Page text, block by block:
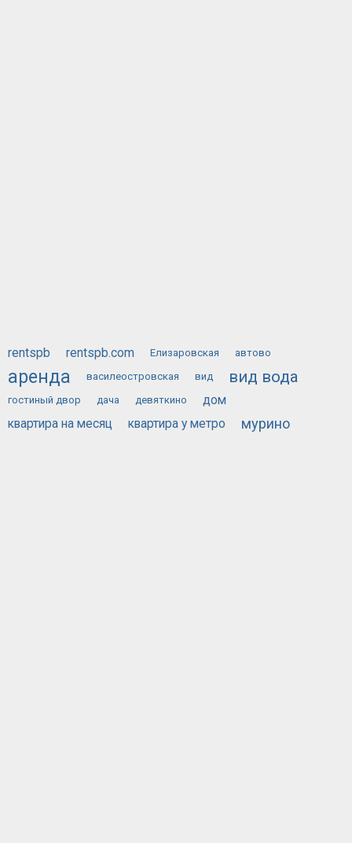
rentspb rentspb.com Елизаровская автово
аренда василеостровская вид вид вода
гостиный двор дача девяткино
дом
квартира на месяц
квартира у метро мурино